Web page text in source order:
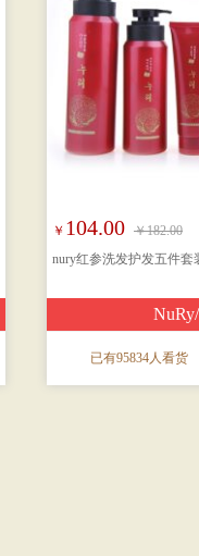
￥ 104.00 ￥182.00
nury红参洗发护发五件套
已有95834人看货